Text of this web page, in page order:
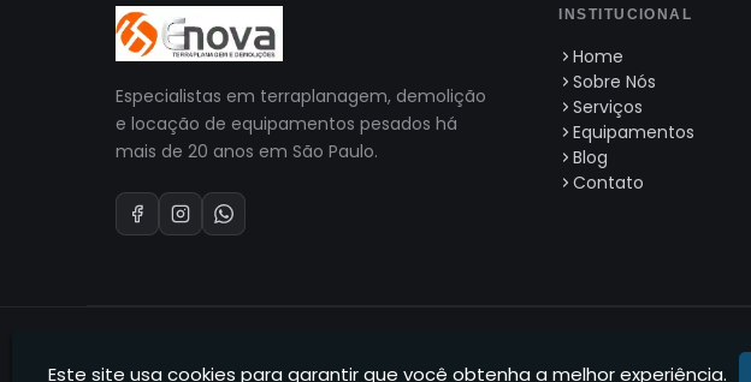
Especialistas em terraplanagem, demolição
e locação de equipamentos pesados há
mais de 20 anos em São Paulo.
INSTITUCIONAL
Home
Sobre Nós
Serviços
Equipamentos
Blog
Contato
Enova Terraplanagem E Equipamentos — CNPJ 35.165.631/0001-45
Este site usa cookies para garantir que você obtenha a melhor experiência.